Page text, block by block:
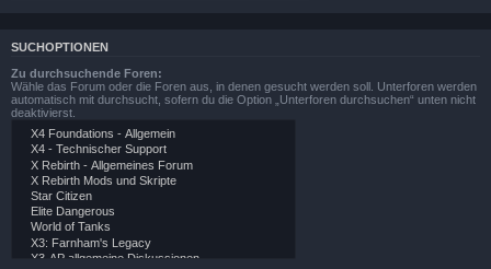
SUCHOPTIONEN
Zu durchsuchende Foren:
Wähle das Forum oder die Foren aus, in denen gesucht werden soll. Unterforen werden
automatisch mit durchsucht, sofern du die Option „Unterforen durchsuchen“ unten nicht
deaktivierst.